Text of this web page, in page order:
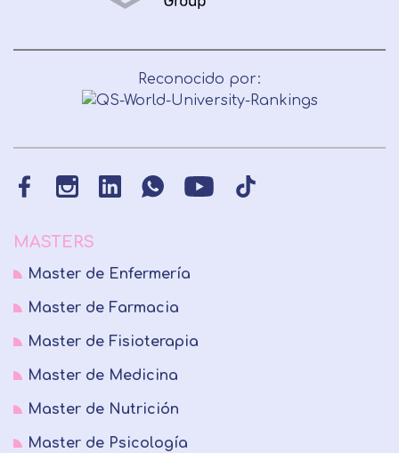
Reconocido por:
MASTERS
Master de Enfermería
Master de Farmacia
Master de Fisioterapia
Master de Medicina
Master de Nutrición
Master de Psicología